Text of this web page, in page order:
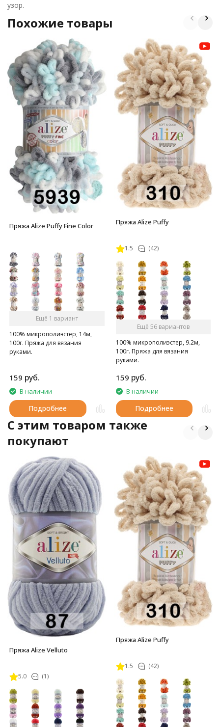
узор.
Похожие товары
Пряжа Alize Puffy Fine Color
Ещё 1 вариант
100% микрополиэстер, 14м,
100г. Пряжа для вязания
руками.
159 руб.
В наличии
Подробнее
Пряжа Alize Puffy
1.5 (42)
Ещё 56 вариантов
100% микрополиэстер, 9.2м,
100г. Пряжа для вязания
руками.
159 руб.
В наличии
Подробнее
C этим товаром также
покупают
Пряжа Alize Velluto
5.0 (1)
Пряжа Alize Puffy
1.5 (42)